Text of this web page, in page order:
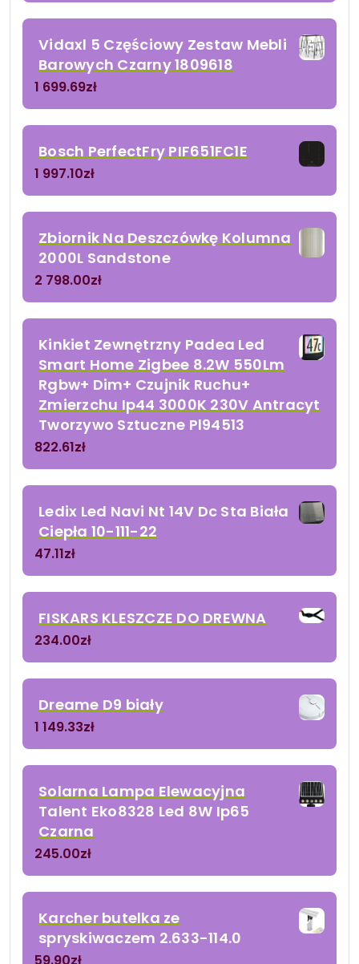
Vidaxl 5 Częściowy Zestaw Mebli
Barowych Czarny 1809618
1 699.69zł
Bosch PerfectFry PIF651FC1E
1 997.10zł
Zbiornik Na Deszczówkę Kolumna
2000L Sandstone
2 798.00zł
Kinkiet Zewnętrzny Padea Led
Smart Home Zigbee 8.2W 550Lm
Rgbw+ Dim+ Czujnik Ruchu+
Zmierzchu Ip44 3000K 230V Antracyt
Tworzywo Sztuczne Pl94513
822.61zł
Ledix Led Navi Nt 14V Dc Sta Biała
Ciepła 10-111-22
47.11zł
FISKARS KLESZCZE DO DREWNA
234.00zł
Dreame D9 biały
1 149.33zł
Solarna Lampa Elewacyjna
Talent Eko8328 Led 8W Ip65
Czarna
245.00zł
Karcher butelka ze
spryskiwaczem 2.633-114.0